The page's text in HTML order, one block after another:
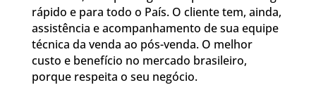
rápido e para todo o País. O cliente tem, ainda,
assistência e acompanhamento de sua equipe
técnica da venda ao pós-venda. O melhor
custo e benefício no mercado brasileiro,
porque respeita o seu negócio.